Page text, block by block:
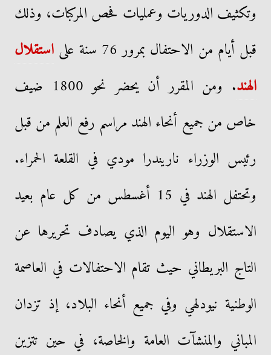
وتكثيف الدوريات وعمليات فحص المركبات، وذلك
قبل أيام من الاحتفال بمرور 76 سنة على
استقلال
الهند
. ومن المقرر أن يحضر نحو 1800 ضيف
خاص من جميع أنحاء الهند مراسم رفع العلم من قبل
رئيس الوزراء ناريندرا مودي في القلعة الحمراء.
وتحتفل الهند في 15 أغسطس من كل عام بعيد
الاستقلال وهو اليوم الذي يصادف تحريرها عن
التاج البريطاني حيث تقام الاحتفالات في العاصمة
الوطنية نيودلهي وفي جميع أنحاء البلاد، إذ تزدان
المباني والمنشآت العامة والخاصة، في حين تتزين